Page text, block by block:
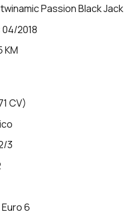
twinamic Passion Black Jack
04/2018
KM
CV)
3
Euro 6